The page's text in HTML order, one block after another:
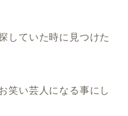
していた時に見つけた
笑い芸人になる事にし